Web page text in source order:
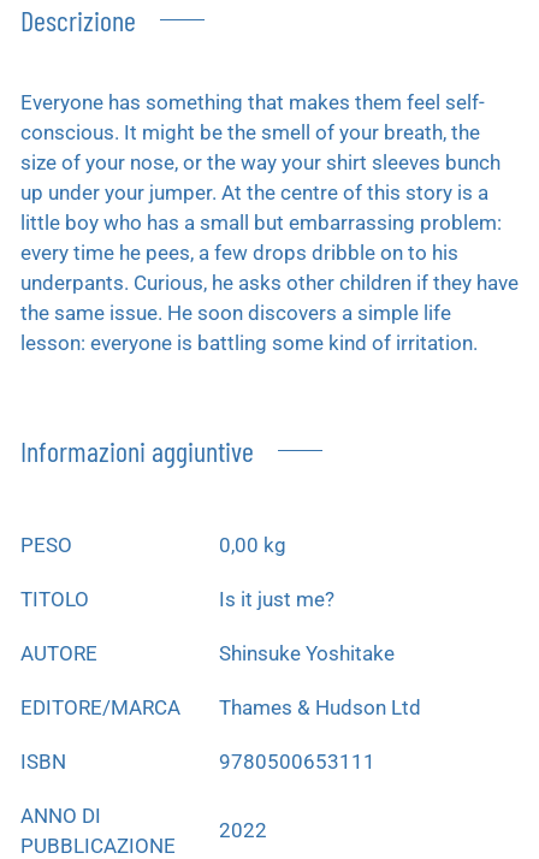
Descrizione
Everyone has something that makes them feel self-
conscious. It might be the smell of your breath, the
size of your nose, or the way your shirt sleeves bunch
up under your jumper. At the centre of this story is a
little boy who has a small but embarrassing problem:
every time he pees, a few drops dribble on to his
underpants. Curious, he asks other children if they have
the same issue. He soon discovers a simple life
lesson: everyone is battling some kind of irritation.
Informazioni aggiuntive
PESO 0,00 kg
TITOLO Is it just me?
AUTORE Shinsuke Yoshitake
EDITORE/MARCA Thames & Hudson Ltd
ISBN 9780500653111
ANNO DI
PUBBLICAZIONE
2022